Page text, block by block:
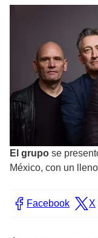
El grupo se
México, con un lleno
Facebook X